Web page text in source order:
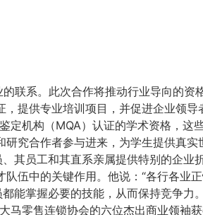
联系。此次合作将推动行业导向的资
提供专业培训项目，并促进企业领导
定机构（MQA）认证的学术资格，这
究合作者参与进来，为学生提供真实
其员工和其直系亲属提供特别的企业
伍中的关键作用。他说：“各行各业
能掌握必要的技能，从而保持竞争力
马零售连锁协会的六位杰出商业领袖